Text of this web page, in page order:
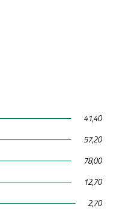
41,40
57,20
78,00
12,70
2,70